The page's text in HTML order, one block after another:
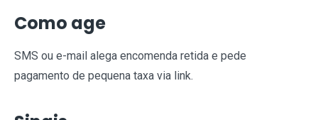
Como age
SMS ou e-mail alega encomenda retida e pede
pagamento de pequena taxa via link.